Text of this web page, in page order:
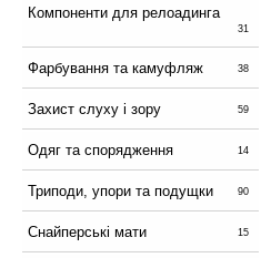
Компоненти для релоадинга
31
Фарбування та камуфляж 38
Захист слуху і зору 59
Одяг та спорядження 14
Триподи, упори та подущки 90
Снайперські мати 15